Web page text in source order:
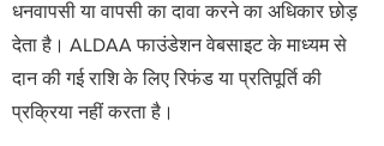
धनवापसी या वापसी का दावा करने का अधिकार छोड़
देता है। ALDAA फाउंडेशन वेबसाइट के माध्यम से
दान की गई राशि के लिए रिफंड या प्रतिपूर्ति की
प्रक्रिया नहीं करता है।